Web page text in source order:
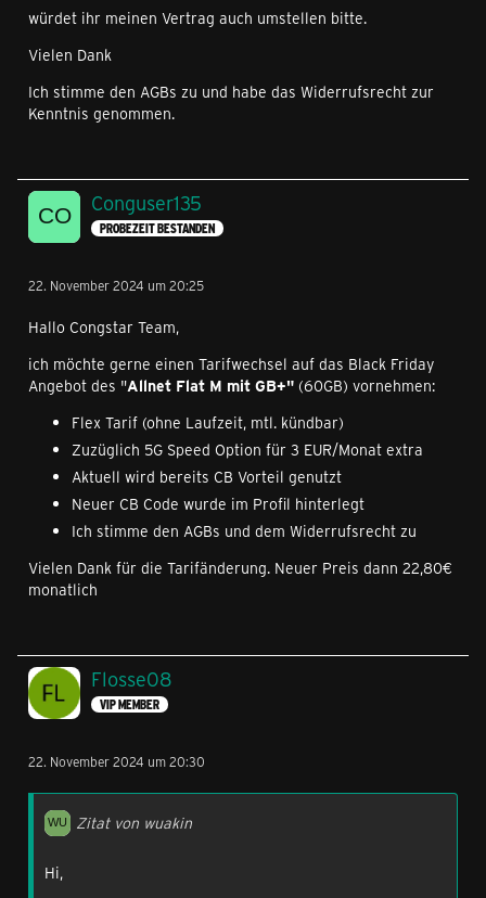
würdet ihr meinen Vertrag auch umstellen bitte.
Vielen Dank
Ich stimme den AGBs zu und habe das Widerrufsrecht zur
Kenntnis genommen.
Conguser135
PROBEZEIT BESTANDEN
22. November 2024 um 20:25
Hallo Congstar Team,
ich möchte gerne einen Tarifwechsel auf das Black Friday
Angebot des "Allnet Flat M mit GB+" (60GB) vornehmen:
Flex Tarif (ohne Laufzeit, mtl. kündbar)
Zuzüglich 5G Speed Option für 3 EUR/Monat extra
Aktuell wird bereits CB Vorteil genutzt
Neuer CB Code wurde im Profil hinterlegt
Ich stimme den AGBs und dem Widerrufsrecht zu
Vielen Dank für die Tarifänderung. Neuer Preis dann 22,80€
monatlich
Flosse08
VIP MEMBER
22. November 2024 um 20:30
Zitat von wuakin
Hi,